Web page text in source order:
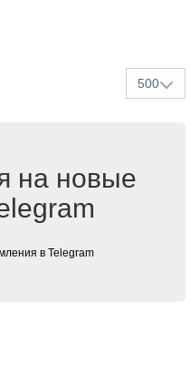
500
на новые
в Telegram